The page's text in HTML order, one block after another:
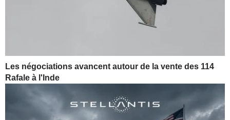
Les négociations avancent autour de la vente des 114
Rafale à l'Inde